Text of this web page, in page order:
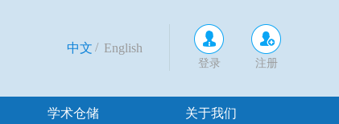
中文 / English
登录 注册
学术仓储 关于我们